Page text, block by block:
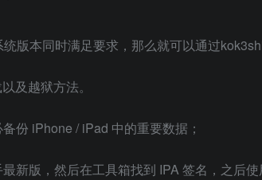
版本同时满足要求，那么就可以通过
及越狱方法。
份 iPhone / iPad 中的重要数据；
新版，然后在工具箱找到 IPA 签名，之后